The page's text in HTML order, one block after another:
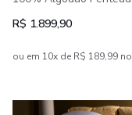
R$ 1.899,90
ou em 10x de R$ 189,99